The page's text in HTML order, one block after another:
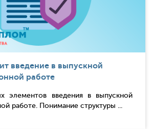
введение в выпускной
работе
элементов введения в выпускной
работе. Понимание структуры ...